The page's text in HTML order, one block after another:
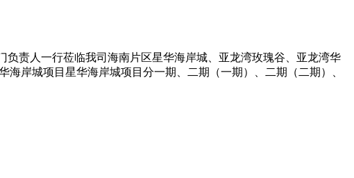
责人一行莅临我司海南片区星华海岸城、亚龙湾玫瑰谷、亚龙湾华
岸城项目星华海岸城项目分一期、二期（一期）、二期（二期）、